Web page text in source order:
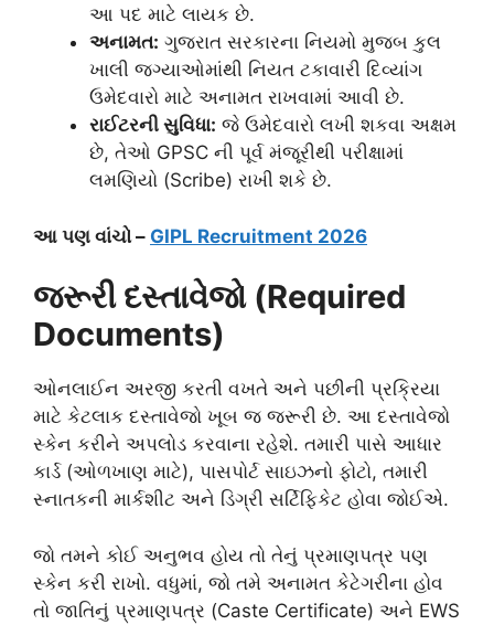
આ પદ માટે લાયક છે.
અનામત: ગુજરાત સરકારના નિયમો મુજબ કુલ
ખાલી જગ્યાઓમાંથી નિયત ટકાવારી દિવ્યાંગ
ઉમેદવારો માટે અનામત રાખવામાં આવી છે.
રાઈટરની સુવિધા: જે ઉમેદવારો લખી શકવા અક્ષમ
છે, તેઓ GPSC ની પૂર્વ મંજૂરીથી પરીક્ષામાં
લમણિયો (Scribe) રાખી શકે છે.
આ પણ વાંચો – GIPL Recruitment 2026
જરૂરી દસ્તાવેજો (Required
Documents)
ઓનલાઈન અરજી કરતી વખતે અને પછીની પ્રક્રિયા
માટે કેટલાક દસ્તાવેજો ખૂબ જ જરૂરી છે. આ દસ્તાવેજો
સ્કેન કરીને અપલોડ કરવાના રહેશે. તમારી પાસે આધાર
કાર્ડ (ઓળખાણ માટે), પાસપોર્ટ સાઇઝનો ફોટો, તમારી
સ્નાતકની માર્કશીટ અને ડિગ્રી સર્ટિફિકેટ હોવા જોઈએ.
જો તમને કોઈ અનુભવ હોય તો તેનું પ્રમાણપત્ર પણ
સ્કેન કરી રાખો. વધુમાં, જો તમે અનામત કેટેગરીના હોવ
તો જાતિનું પ્રમાણપત્ર (Caste Certificate) અને EWS